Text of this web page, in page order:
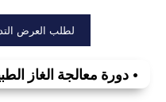
لطلب العرض
• دورة معالجة الغاز